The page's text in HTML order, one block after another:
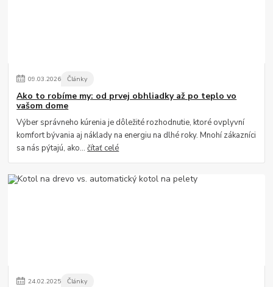
09.03.2026 Články
Ako to robíme my: od prvej obhliadky až po teplo vo
vašom dome
Výber správneho kúrenia je dôležité rozhodnutie, ktoré ovplyvní
komfort bývania aj náklady na energiu na dlhé roky. Mnohí zákazníci
sa nás pýtajú, ako...čítať celé
24.02.2025 Články